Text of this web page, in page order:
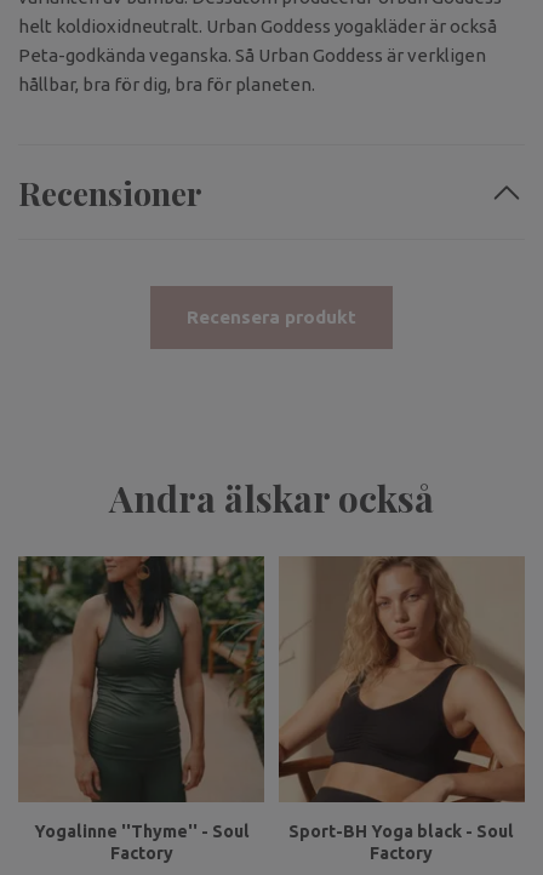
helt koldioxidneutralt. Urban Goddess yogakläder är också
Peta-godkända veganska. Så Urban Goddess är verkligen
hållbar, bra för dig, bra för planeten.
Recensioner
Recensera produkt
Andra älskar också
Yogalinne ''Thyme'' - Soul
Factory
Sport-BH Yoga black - Soul
Factory